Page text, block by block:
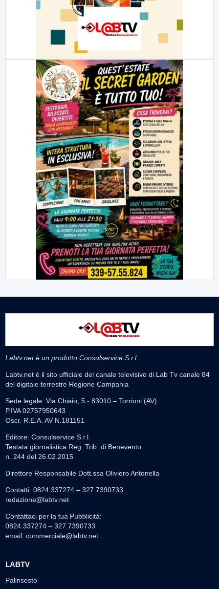
Labtv.net è un prodotto Consulservice S.r.l.
Labtv.net è il sito ufficiale del canale televisivo di Lab Tv canale 84
del digitale terrestre Regione Campania
Sede legale: Via Chiaio, 5 - 83010 – Torrioni (AV)
P.IVA 02757950643
Oscr. R.E.A. AV N.181151
Editore: Consulservice S.r.l.
Testata giornalistica Reg. Trib. di Benevento
n. 244 del 26.02.2015
Direttore Responsabile Dott.ssa Oliviero Antonella
Contatti: 0824.337274 – 327.7390733
redazione@labtv.net
Contattaci per la tua Pubblicità:
0824.337274 – 327.7390733
email: commerciale@labtv.net
LABTV
Palinsesto